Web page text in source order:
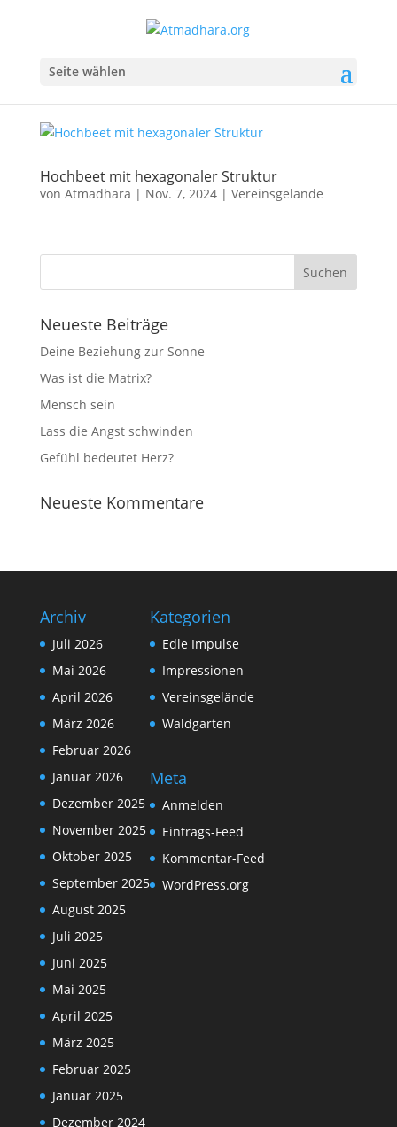
Seite wählen
Hochbeet mit hexagonaler Struktur
von Atmadhara | Nov. 7, 2024| Vereinsgelände
Neueste Beiträge
Deine Beziehung zur Sonne
Was ist die Matrix?
Mensch sein
Lass die Angst schwinden
Gefühl bedeutet Herz?
Neueste Kommentare
Archiv
Juli 2026
Mai 2026
April 2026
März 2026
Februar 2026
Januar 2026
Dezember 2025
November 2025
Oktober 2025
September 2025
August 2025
Juli 2025
Juni 2025
Mai 2025
April 2025
März 2025
Februar 2025
Januar 2025
Dezember 2024
Kategorien
Edle Impulse
Impressionen
Vereinsgelände
Waldgarten
Meta
Anmelden
Eintrags-Feed
Kommentar-Feed
WordPress.org